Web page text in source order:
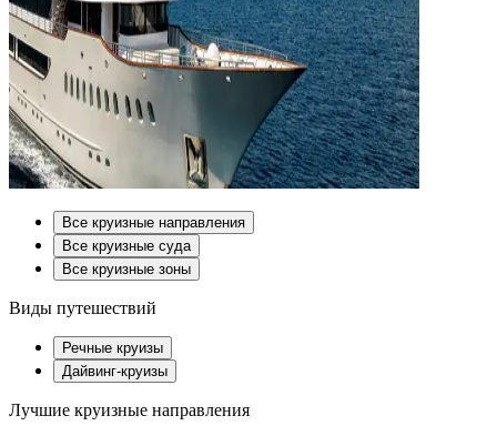
Все круизные направления
Все круизные суда
Все круизные зоны
Виды путешествий
Речные круизы
Дайвинг-круизы
Лучшие круизные направления